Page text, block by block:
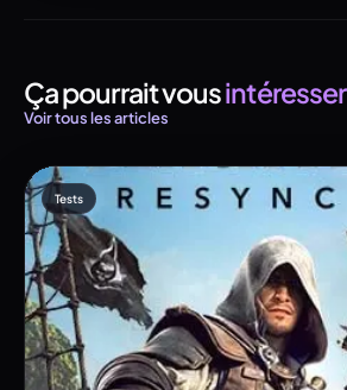
Ça pourrait vousintéresser
Voir tous les articles
Tests